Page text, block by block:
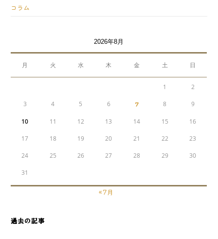
コラム
2026年8月
月 火 水 木 金 土 日
1 2
3 4 5 6 7 8 9
10 11 12 13 14 15 16
17 18 19 20 21 22 23
24 25 26 27 28 29 30
31
« 7月
過去の記事